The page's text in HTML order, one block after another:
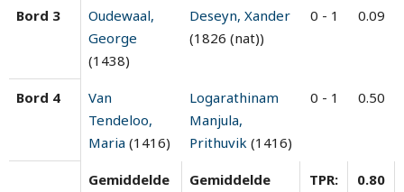
Bord 3
Oudewaal,
George
(1438)
Deseyn, Xander
(1826 (nat))
0 - 1 0.09
Bord 4
Van
Tendeloo,
Maria (1416)
Logarathinam
Manjula,
Prithuvik (1416)
0 - 1 0.50
Gemiddelde
Gemiddelde
TPR:
0.80